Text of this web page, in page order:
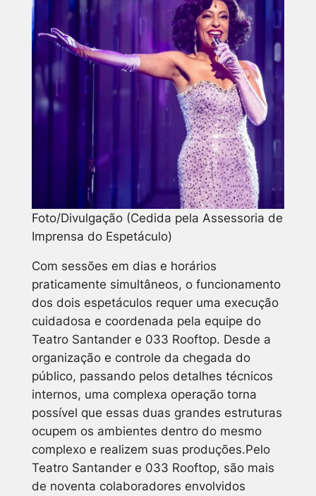
Foto/Divulgação (Cedida pela Assessoria de
Imprensa do Espetáculo)
Com sessões em dias e horários
praticamente simultâneos, o funcionamento
dos dois espetáculos requer uma execução
cuidadosa e coordenada pela equipe do
Teatro Santander e 033 Rooftop. Desde a
organização e controle da chegada do
público, passando pelos detalhes técnicos
internos, uma complexa operação torna
possível que essas duas grandes estruturas
ocupem os ambientes dentro do mesmo
complexo e realizem suas produções.Pelo
Teatro Santander e 033 Rooftop, são mais
de noventa colaboradores envolvidos